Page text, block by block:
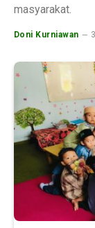
masyarakat.
Doni Kurniawan